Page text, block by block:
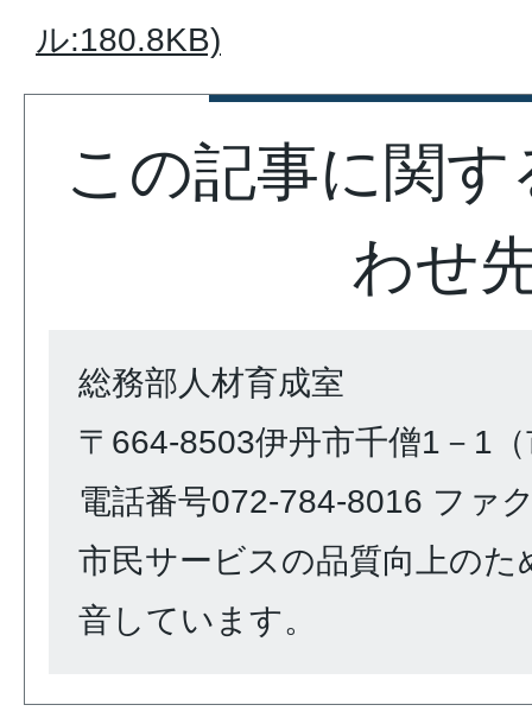
ル:180.8KB)
この記事に関
わせ
総務部人材育成室
〒664-8503伊丹市千僧1－1
電話番号072-784-8016 ファ
市民サービスの品質向上のた
音しています。